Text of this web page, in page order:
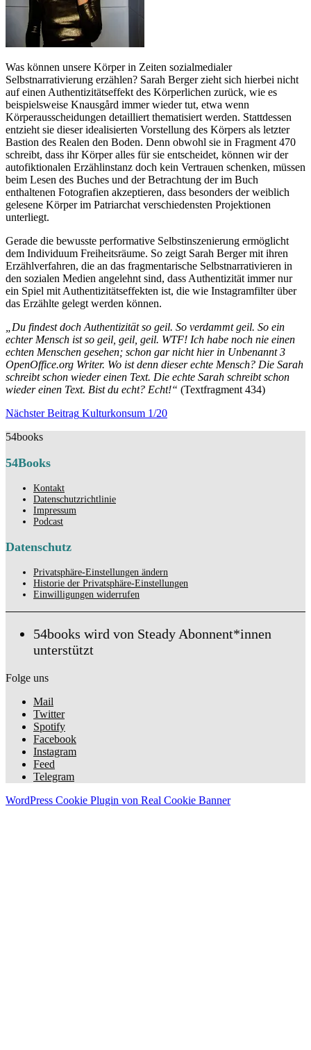
Was können unsere Körper in Zeiten sozialmedialer
Selbstnarrativierung erzählen? Sarah Berger zieht sich hierbei nicht
auf einen Authentizitätseffekt des Körperlichen zurück, wie es
beispielsweise Knausgård immer wieder tut, etwa wenn
Körperausscheidungen detailliert thematisiert werden. Stattdessen
entzieht sie dieser idealisierten Vorstellung des Körpers als letzter
Bastion des Realen den Boden. Denn obwohl sie in Fragment 470
schreibt, dass ihr Körper alles für sie entscheidet, können wir der
autofiktionalen Erzählinstanz doch kein Vertrauen schenken, müssen
beim Lesen des Buches und der Betrachtung der im Buch
enthaltenen Fotografien akzeptieren, dass besonders der weiblich
gelesene Körper im Patriarchat verschiedensten Projektionen
unterliegt.
Gerade die bewusste performative Selbstinszenierung ermöglicht
dem Individuum Freiheitsräume. So zeigt Sarah Berger mit ihren
Erzählverfahren, die an das fragmentarische Selbstnarrativieren in
den sozialen Medien angelehnt sind, dass Authentizität immer nur
ein Spiel mit Authentizitätseffekten ist, die wie Instagramfilter über
das Erzählte gelegt werden können.
„Du findest doch Authentizität so geil. So verdammt geil. So ein
echter Mensch ist so geil, geil, geil. WTF! Ich habe noch nie einen
echten Menschen gesehen; schon gar nicht hier in Unbenannt 3
OpenOffice.org Writer. Wo ist denn dieser echte Mensch? Die Sarah
schreibt schon wieder einen Text. Die echte Sarah schreibt schon
wieder einen Text. Bist du echt? Echt!“ (Textfragment 434)
Beitragsnavigation
Nächster Beitrag Kulturkonsum 1/20Nächster
54books
54Books
Kontakt
Datenschutzrichtlinie
Impressum
Podcast
Datenschutz
Privatsphäre-Einstellungen ändern
Historie der Privatsphäre-Einstellungen
Einwilligungen widerrufen
54books wird von Steady Abonnent*innen
unterstützt
Folge uns
Mail
Twitter
Spotify
Facebook
Instagram
Feed
Telegram
WordPress Cookie Plugin von Real Cookie Banner